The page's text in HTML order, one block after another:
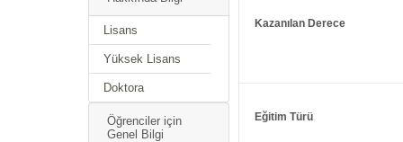
Lisans
Yüksek Lisans
Doktora
Öğrenciler için
Genel Bilgi
Kazanılan Derece
Eğitim Türü